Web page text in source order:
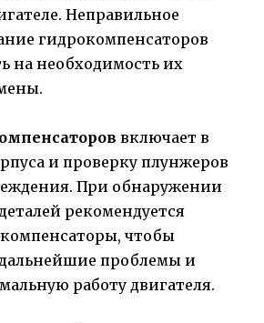
Неправильное
гидрокомпенсаторов
на необходимость их
включает в
и проверку плунжеров
При обнаружении
рекомендуется
чтобы
проблемы и
работу двигателя.